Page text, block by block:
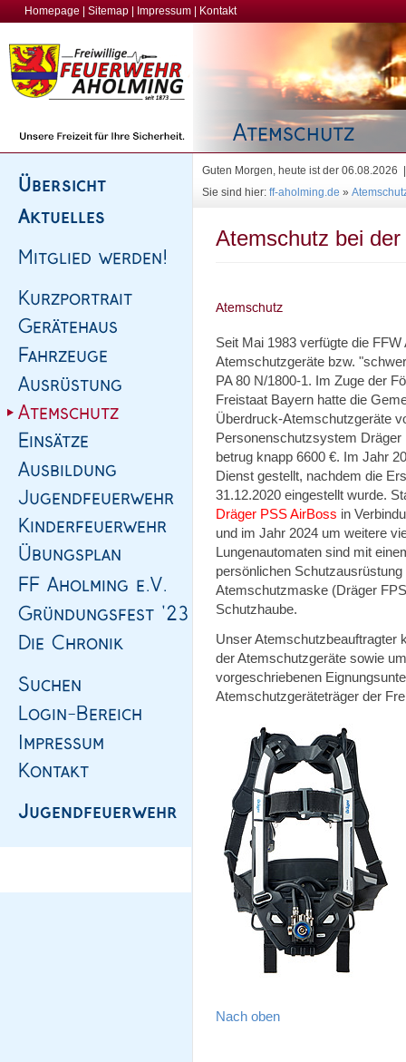
Homepage Sitemap Impressum Kontakt
Guten Morgen, heute ist der
Sie sind hier: ff-aholming.de »
Atemschutz bei
Seit Mai 1983 verfügte die
Atemschutzgeräte bzw.
PA 80 N/1800-1. Im Zuge der
Freistaat Bayern hatte die
Überdruck-Atemschutzgeräte
Personenschutzsystem
betrug knapp 6600 €. Im Jahr
Dienst gestellt, nachdem die
31.12.2020 eingestellt wurde.
Dräger PSS AirBoss in
und im Jahr 2024 um weitere
Lungenautomaten sind mit
persönlichen
Atemschutzmaske (Dräger
Schutzhaube.
Unser Atemschutzbeauftragter
der Atemschutzgeräte sowie
vorgeschriebenen
Atemschutzgeräteträger der
Nach oben